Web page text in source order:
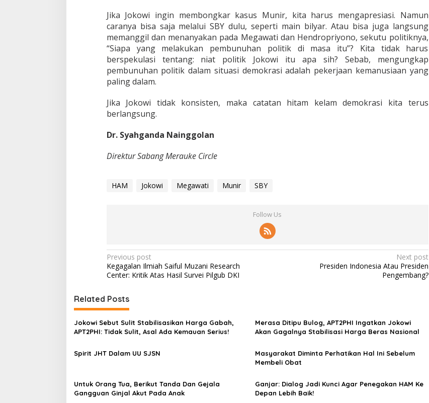
Jika Jokowi ingin membongkar kasus Munir, kita harus mengapresiasi. Namun
caranya bisa saja melalui SBY dulu, seperti main bilyar. Atau bisa juga langsung
memanggil dan menanyakan pada Megawati dan Hendropriyono, sekutu politiknya,
“Siapa yang melakukan pembunuhan politik di masa itu”? Kita tidak harus
berspekulasi tentang: niat politik Jokowi itu apa sih? Sebab, mengungkap
pembunuhan politik dalam situasi demokrasi adalah pekerjaan kemanusiaan yang
paling dalam.
Jika Jokowi tidak konsisten, maka catatan hitam kelam demokrasi kita terus
berlangsung.
Dr. Syahganda Nainggolan
Direktur Sabang Merauke Circle
HAM Jokowi Megawati Munir SBY
Follow Us
P
o
t
n
a
i
a
Previous post
Kegagalan Ilmiah Saiful Muzani Research
Center: Kritik Atas Hasil Survei Pilgub DKI
Next post
Presiden Indonesia Atau Presiden
Pengembang?
Related Posts
Jokowi Sebut Sulit Stabilisasikan Harga Gabah,
APT2PHI: Tidak Sulit, Asal Ada Kemauan Serius!
Merasa Ditipu Bulog, APT2PHI Ingatkan Jokowi
Akan Gagalnya Stabilisasi Harga Beras Nasional
Spirit JHT Dalam UU SJSN
Masyarakat Diminta Perhatikan Hal Ini Sebelum
Membeli Obat
Untuk Orang Tua, Berikut Tanda Dan Gejala
Gangguan Ginjal Akut Pada Anak
Ganjar: Dialog Jadi Kunci Agar Penegakan HAM Ke
Depan Lebih Baik!